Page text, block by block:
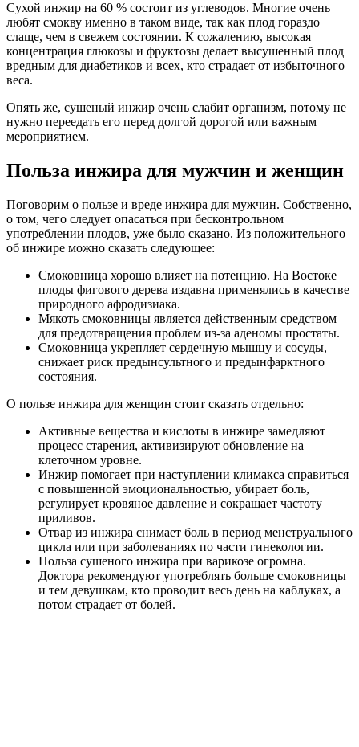
Сухой инжир на 60 % состоит из углеводов. Многие очень
любят смокву именно в таком виде, так как плод гораздо
слаще, чем в свежем состоянии. К сожалению, высокая
концентрация глюкозы и фруктозы делает высушенный плод
вредным для диабетиков и всех, кто страдает от избыточного
веса.
Опять же, сушеный инжир очень слабит организм, потому не
нужно переедать его перед долгой дорогой или важным
мероприятием.
Польза инжира для мужчин и женщин
Поговорим о пользе и вреде инжира для мужчин. Собственно,
о том, чего следует опасаться при бесконтрольном
употреблении плодов, уже было сказано. Из положительного
об инжире можно сказать следующее:
Смоковница хорошо влияет на потенцию. На Востоке
плоды фигового дерева издавна применялись в качестве
природного афродизиака.
Мякоть смоковницы является действенным средством
для предотвращения проблем из-за аденомы простаты.
Смоковница укрепляет сердечную мышцу и сосуды,
снижает риск предынсультного и предынфарктного
состояния.
О пользе инжира для женщин стоит сказать отдельно:
Активные вещества и кислоты в инжире замедляют
процесс старения, активизируют обновление на
клеточном уровне.
Инжир помогает при наступлении климакса справиться
с повышенной эмоциональностью, убирает боль,
регулирует кровяное давление и сокращает частоту
приливов.
Отвар из инжира снимает боль в период менструального
цикла или при заболеваниях по части гинекологии.
Польза сушеного инжира при варикозе огромна.
Доктора рекомендуют употреблять больше смоковницы
и тем девушкам, кто проводит весь день на каблуках, а
потом страдает от болей.